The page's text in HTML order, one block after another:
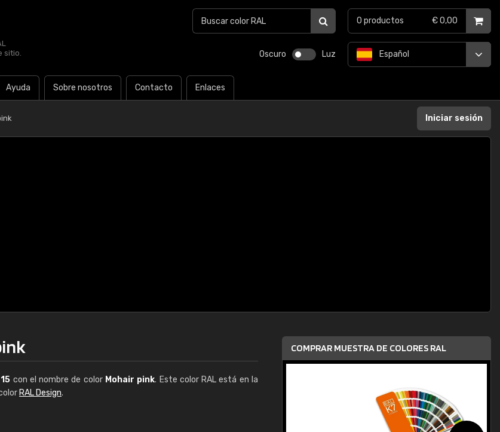
sitio.
Oscuro Luz
Ayuda Sobre nosotros Contacto Enlaces
Español
0 productos € 0,00
Iniciar sesión
con el nombre de color Mohair pink. Este color RAL está en la
RAL Design.
COMPRAR MUESTRA DE COLORES RAL